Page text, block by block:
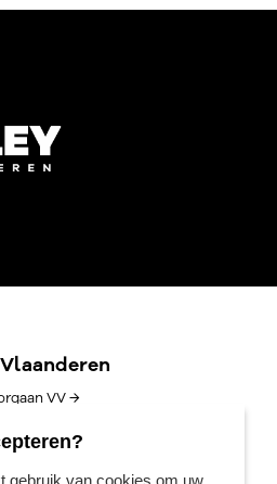
VV →
uitslagen →
gebruik van cookies om uw